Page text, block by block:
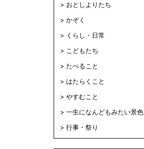
おとしよりたち
かぞく
くらし・日常
こどもたち
たべること
はたらくこと
やすむこと
一生になんどもみたい景色
行事・祭り